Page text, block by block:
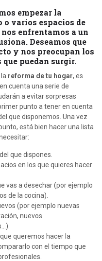
empezar la
o varios espacios de
enfrentamos a un
Deseamos que
y nos preocupan los
puedan surgir.
reforma de tu hogar, es
cuenta una serie de
a evitar sorpresas
punto a tener en cuenta
que disponemos. Una vez
está bien hacer una lista
que dispones.
en los que quieres hacer
vas a desechar (por ejemplo
de la cocina).
(por ejemplo nuevas
nuevos
queremos hacer la
con el tiempo que